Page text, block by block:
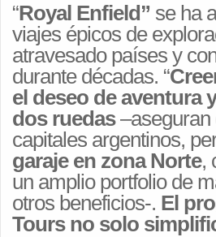
“Royal Enfield” se ha
viajes épicos de
atravesado países y
durante décadas. “
el deseo de aventura
dos ruedas–aseguran
capitales argentinos,
garaje en zona Norte,
un amplio portfolio de
otros beneficios-. El
Tours no solo